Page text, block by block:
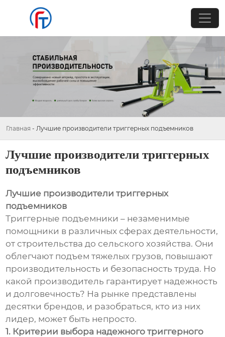
Главная - Лучшие производители триггерных подъемников
Лучшие производители триггерных
подъемников
Лучшие производители триггерных
подъемников
Триггерные подъемники – незаменимые
помощники в различных сферах деятельности,
от строительства до сельского хозяйства. Они
облегчают подъем тяжелых грузов, повышают
производительность и безопасность труда. Но
какой производитель гарантирует надежность
и долговечность? На рынке представлены
десятки брендов, и разобраться, кто из них
лидер, может быть непросто.
1. Критерии выбора надежного триггерного